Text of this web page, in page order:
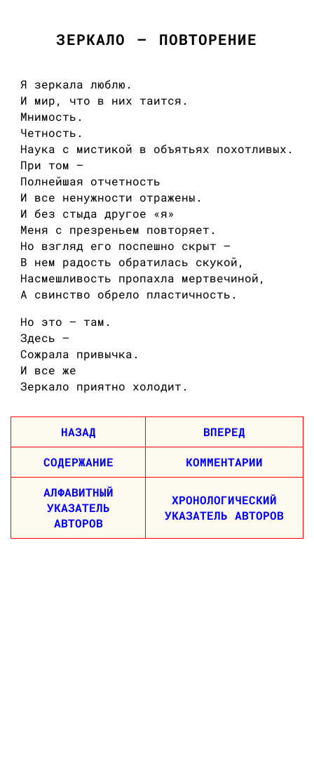
ЗЕРКАЛО — ПОВТОРЕНИЕ
Я зеркала люблю.
И мир, что в них таится.
Мнимость.
Четность.
Наука с мистикой в объятьях похотливых.
При том —
Полнейшая отчетность
И все ненужности отражены.
И без стыда другое «я»
Меня с презреньем повторяет.
Но взгляд его поспешно скрыт —
В нем радость обратилась скукой,
Насмешливость пропахла мертвечиной,
А свинство обрело пластичность.
Но это — там.
Здесь —
Сожрала привычка.
И все же
Зеркало приятно холодит.
НАЗАД ВПЕРЕД
СОДЕРЖАНИЕ КОММЕНТАРИИ
АЛФАВИТНЫЙ
УКАЗАТЕЛЬ
АВТОРОВ
ХРОНОЛОГИЧЕСКИЙ
УКАЗАТЕЛЬ АВТОРОВ